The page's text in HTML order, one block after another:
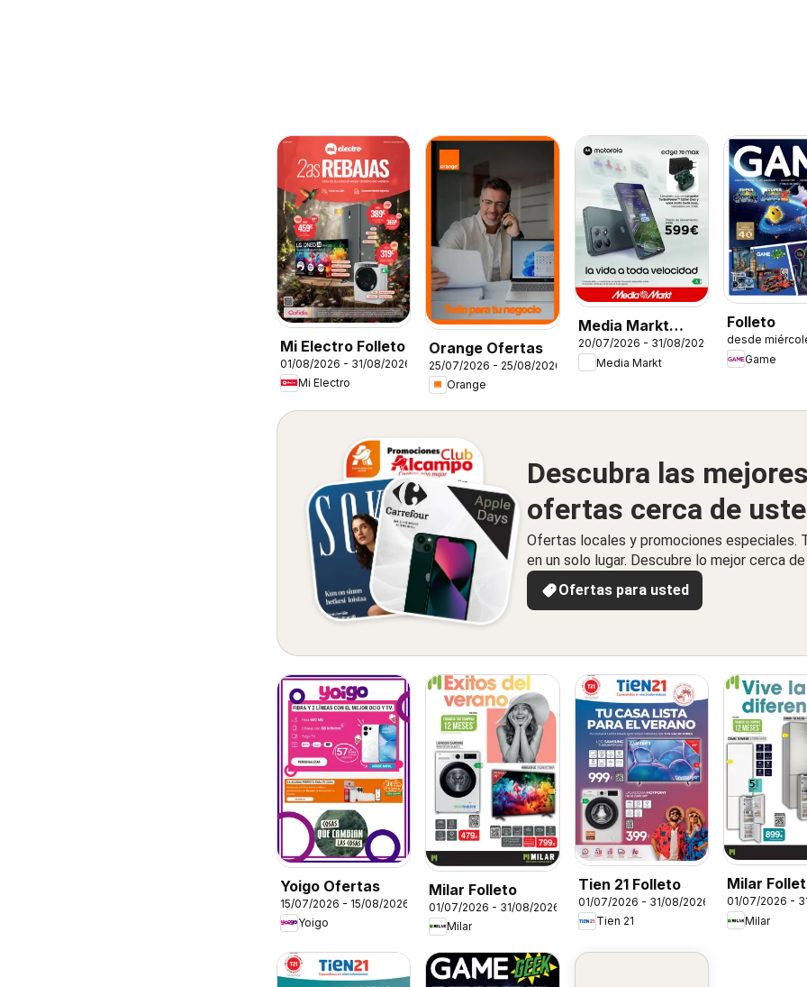
Mi Electro Folleto
01/08/2026 - 31/08/2026
Mi Electro
Orange Ofertas
25/07/2026 - 25/08/2026
Orange
Media Markt
Folleto
20/07/2026 - 31/08/2026
Media Markt
Folleto
desde
Game
Descubra las
ofertas cerca de
Ofertas locales y promociones especiales.
en un solo lugar. Descubre lo mejor cerca
Ofertas para usted
Yoigo Ofertas
15/07/2026 - 15/08/2026
Yoigo
Milar Folleto
01/07/2026 - 31/08/2026
Milar
Tien 21 Folleto
01/07/2026 - 31/08/2026
Tien 21
Milar
Siemens
01/07/2026 -
Milar